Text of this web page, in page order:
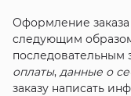
Оформление
следующим
последовательным
оплаты, данные о
заказу написать